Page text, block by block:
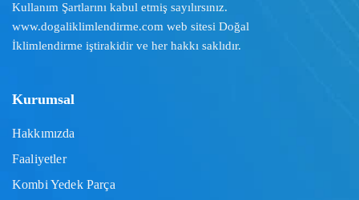
Kullanım Şartlarını kabul etmiş sayılırsınız.
www.dogaliklimlendirme.com web sitesi Doğal
İklimlendirme iştirakidir ve her hakkı saklıdır.
Kurumsal
Hakkımızda
Faaliyetler
Kombi Yedek Parça